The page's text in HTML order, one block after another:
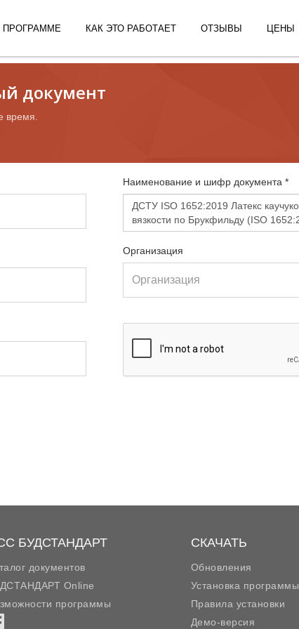
ПРОГРАММЕ КАК ЭТО РАБОТАЕТ ОТЗЫВЫ ЦЕНЫ
документ
время.
Наименование и шифр документа *
Организация
БУДСТАНДАРТ
документов
Online
программы
СКАЧАТЬ
Обновления
Установка программы
Правила установки
Демо-версия